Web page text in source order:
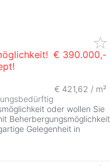
€ 390.000,-
€ 421,62 / m²
oder wollen Sie
Beherbergungsmöglichkeit
Gelegenheit in